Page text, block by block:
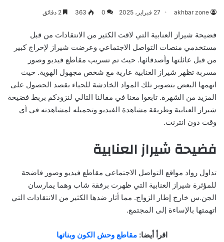
akhbar zone 27 فبراير، 2025 0
363
فضيحة شيراز العنابية التي لاقت الكثير من الانتقادات من قبل
مستخدمي منصات التواصل الاجتماعي وعرضت شيراز لإحراج كبير
من قبل عائلتها وأصدقائها. حيث تم تسريب مقاطع فيديو وصور
مسربة تظهر شيراز العنابية عارية مع شخص مجهول الهوية. حيث
اتهمها البعض بتصوير تلك المواد الخادشة للحياء بقصد الحصول على
المزيد من الشهرة. تابعوا معنا في مقالنا التالي لنزودكم بربط فضيحة
شيراز العنابية وطريقة مشاهدة الفيديو وتحميله لمشاهدته في أي
وقت دون انترنت.
فضيحة شيراز العنابية
تداول رواد مواقع التواصل الاجتماعي مقاطع فيديو وصور فاضحة
للمؤثرة شيراز العنابية التي ظهرت برفقة شاب وهما يمارسان
الجن.س خارج إطار الزواج. مما أثار ضدها الكثير من الانتقادات التي
اتهمتها بالإساءة إلى المجتمع.
اقرأ أيضا: مقاطع وحش الكون وبناتها